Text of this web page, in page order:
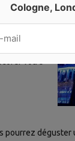
du
la
votre
pourrez déguster
Cologne,